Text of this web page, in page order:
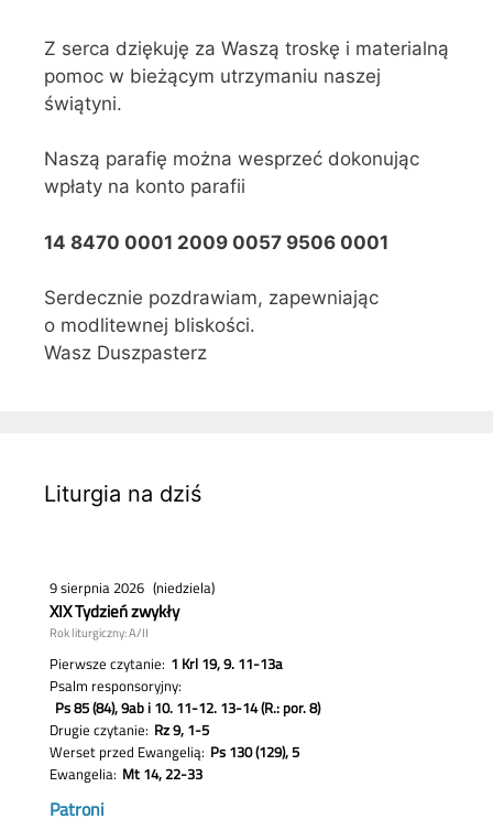
Z serca dziękuję za Waszą troskę i materialną
pomoc w bieżącym utrzymaniu naszej
świątyni.
Naszą parafię można wesprzeć dokonując
wpłaty na konto parafii
14 8470 0001 2009 0057 9506 0001
Serdecznie pozdrawiam, zapewniając
o modlitewnej bliskości.
Wasz Duszpasterz
Liturgia na dziś